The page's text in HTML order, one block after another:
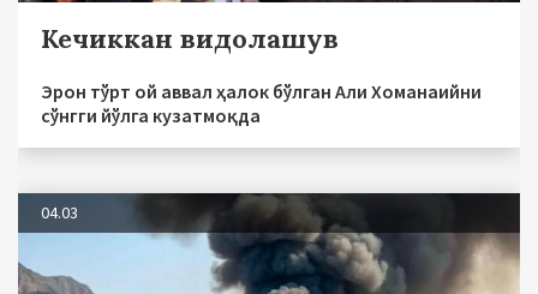
Кечиккан видолашув
Эрон тўрт ой аввал ҳалок бўлган Али Хоманаийни
сўнгги йўлга кузатмоқда
04.03